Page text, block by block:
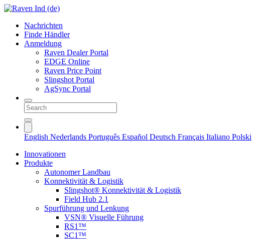
Nachrichten
Finde Händler
Anmeldung
Raven Dealer Portal
EDGE Online
Raven Price Point
Slingshot Portal
AgSync Portal
English Nederlands Português Español Deutsch Français Italiano Polski
Innovationen
Produkte
Autonomer Landbau
Konnektivität & Logistik
Slingshot® Konnektivität & Logistik
Field Hub 2.1
Spurführung und Lenkung
VSN® Visuelle Führung
RS1™
SC1™